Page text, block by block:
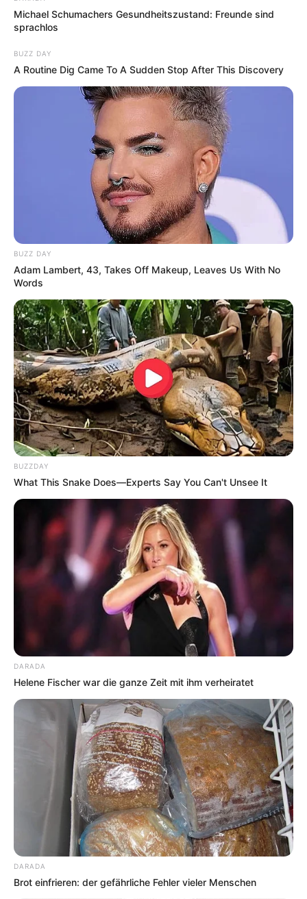
Michael Schumachers Gesundheitszustand: Freunde sind
sprachlos
BUZZ DAY
A Routine Dig Came To A Sudden Stop After This Discovery
BUZZ DAY
Adam Lambert, 43, Takes Off Makeup, Leaves Us With No
Words
BUZZDAY
What This Snake Does—Experts Say You Can't Unsee It
DARADA
Helene Fischer war die ganze Zeit mit ihm verheiratet
DARADA
Brot einfrieren: der gefährliche Fehler vieler Menschen